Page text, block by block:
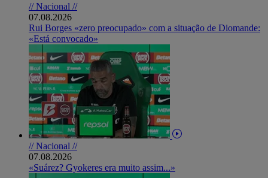
// Nacional //
07.08.2026
Rui Borges «zero preocupado» com a situação de Diomande:
«Está convocado»
// Nacional //
07.08.2026
«Suárez? Gyokeres era muito assim...»